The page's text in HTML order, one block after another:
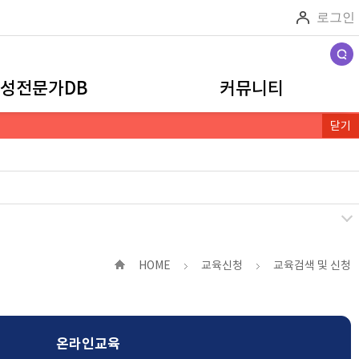
로그인
전문가DB 커뮤니티
닫기
HOME 교육신청 교육검색 및 신청
온라인교육